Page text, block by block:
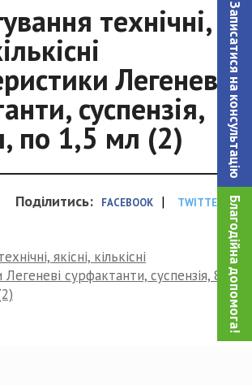
Записатися на консультацiю
Благодійна допомога!
технічні,
Легеневі
суспензія,
по 1,5 мл (2)
Поділитись: FACEBOOK | TWITTER
якісні, кількісні
сурфактанти, суспензія, 80